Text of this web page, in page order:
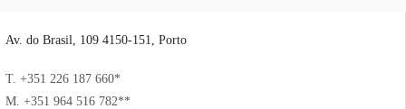
Av. do Brasil, 109 4150-151, Porto
T. +351 226 187 660*
M. +351 964 516 782**